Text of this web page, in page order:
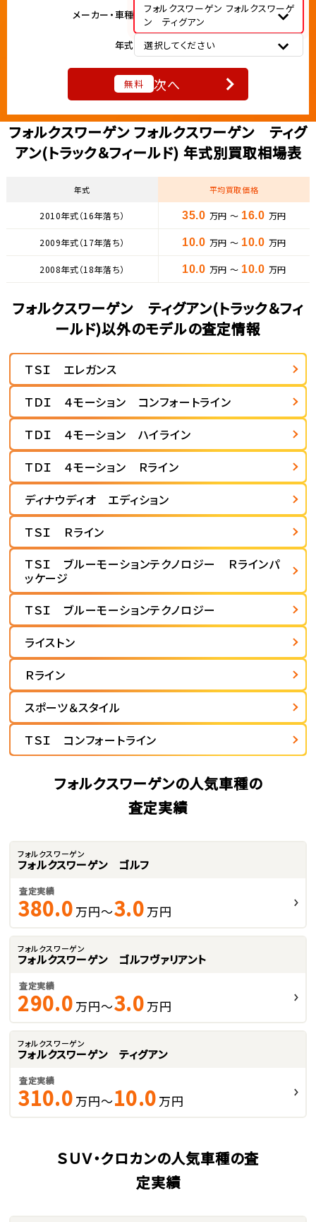
メーカー・車種
フォルクスワーゲン フォルクスワーゲ
ン ティグアン
年式
選択してください
無料 次へ
フォルクスワーゲン フォルクスワーゲン ティグ
アン(トラック＆フィールド) 年式別買取相場表
年式 平均買取価格
2010年式（16年落ち） 35.0 万円 ～ 16.0 万円
2009年式（17年落ち） 10.0 万円 ～ 10.0 万円
2008年式（18年落ち） 10.0 万円 ～ 10.0 万円
フォルクスワーゲン ティグアン(トラック＆フィ
ールド)以外のモデルの査定情報
ＴＳＩ エレガンス
ＴＤＩ ４モーション コンフォートライン
ＴＤＩ ４モーション ハイライン
ＴＤＩ ４モーション Ｒライン
ディナウディオ エディション
ＴＳＩ Ｒライン
ＴＳＩ ブルーモーションテクノロジー Ｒラインパ
ッケージ
ＴＳＩ ブルーモーションテクノロジー
ライストン
Ｒライン
スポーツ＆スタイル
ＴＳＩ コンフォートライン
フォルクスワーゲンの人気車種の
査定実績
フォルクスワーゲン
フォルクスワーゲン ゴルフ
査定実績
380.0 万円～3.0 万円
フォルクスワーゲン
フォルクスワーゲン ゴルフヴァリアント
査定実績
290.0 万円～3.0 万円
フォルクスワーゲン
フォルクスワーゲン ティグアン
査定実績
310.0 万円～10.0 万円
ＳＵＶ・クロカンの人気車種の査
定実績